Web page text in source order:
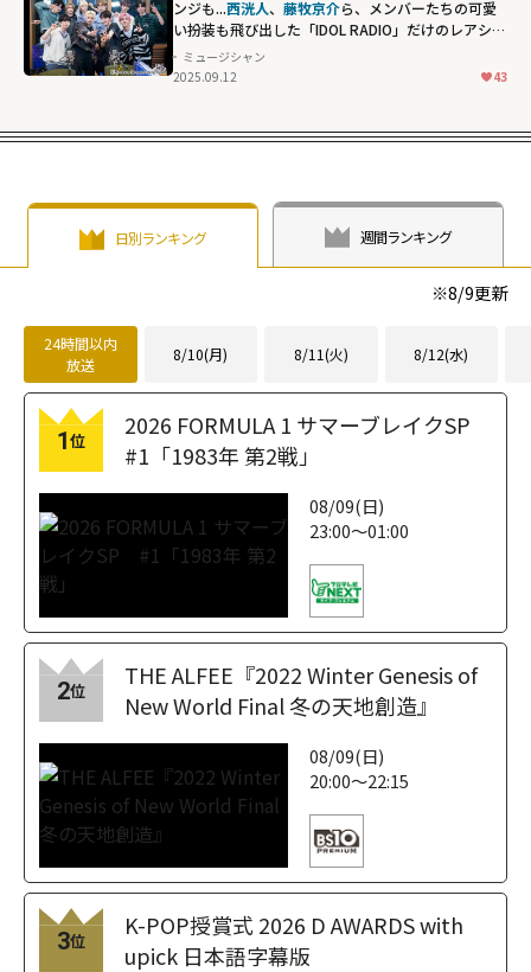
ンジも...西洸人、 藤牧京介ら、メンバーたちの可愛
い扮装も飛び出した「IDOL RADIO」だけのレアショ
ット
ミュージシャン
2025.09.12
43
日別ランキング 週間ランキング
※8/9更新
24時間以内
放送
8/10(月) 8/11(火) 8/12(水)
1位
2026 FORMULA 1 サマーブレイクSP
#1「1983年 第2戦」
08/09(日)
23:00～01:00
2位
THE ALFEE『2022 Winter Genesis of
New World Final 冬の天地創造』
08/09(日)
20:00～22:15
3位
K-POP授賞式 2026 D AWARDS with
upick 日本語字幕版